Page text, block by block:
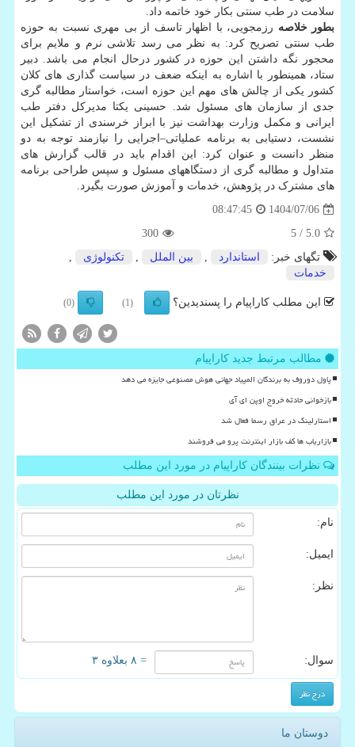
سلامت در طب سنتی بکار خود خاتمه داد.
بطور خلاصه رزمجویی، با اظهار تاسف از بی مهری نسبت به حوزه
طب سنتی تصریح کرد: به نظر می رسد تلاشی نرم و ملایم برای
محجور نگه داشتن این حوزه در کشور درحال انجام می باشد. دبیر
ستاد، همینطور با اشاره به اینکه ضعف در سیاست گذاری های کلان
کشور یکی از چالش های مهم این حوزه است، خواستار مطالبه گری
جدی از سازمان های مسئول شد. حسینی یکتا مدیرکل دفتر طب
ایرانی و مکمل وزارت بهداشت نیز با ابراز خرسندی از تشکیل این
نشست، دستیابی به برنامه عملیاتی–اجرایی را نیازمند توجه به دو
منظر دانست و عنوان کرد: این اقدام باید در قالب گزارش های
متداول و مطالبه گری از دستگاههای مسئول و سپس طراحی برنامه
های مشترک در پژوهش، خدمات و آموزش صورت بگیرد.
1404/07/06
08:47:45
5.0
/ 5
300
تگهای خبر:
استاندارد , بین الملل , تكنولوژی
,
خدمات
این مطلب کاراپیام را پسندیدین؟ (1)
(0)
مطالب مرتبط جدید کاراپیام
پاول دوروف به برندگان المپیاد جهانی هوش مصنوعی جایزه می دهد
بازخوانی حادثه خروج اوپن ای آی
استارلینک در عراق رسما فعال شد
بازاریاب ها کف بازار اینترنت پرو می فروشند
نظرات بینندگان کاراپیام در مورد این مطلب
نظرتان در مورد این مطلب
نام:
ایمیل:
نظر:
سوال: = ۸ بعلاوه ۳
دوستان ما